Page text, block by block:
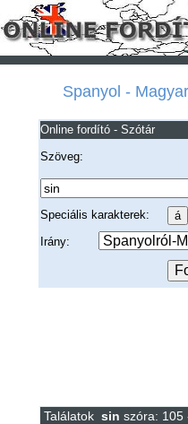
Spanyol -
Online fordító - Szótár
Szöveg:
Speciális karakterek:
Irány:
Találatok sin szóra: 105